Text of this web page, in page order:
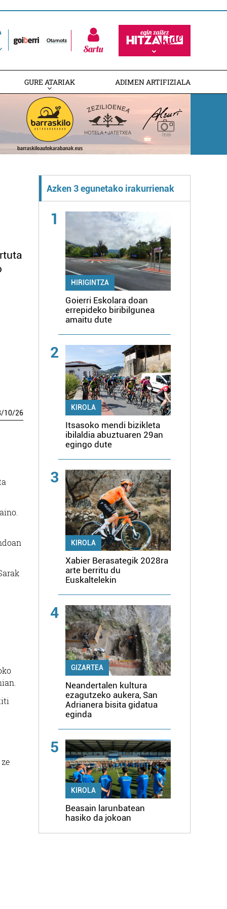
Sartu
GURE ATARIAK ADIMEN ARTIFIZIALA
/10/26
Azken 3 egunetako irakurrienak
1
HIRIGINTZA
Goierri Eskolara doan
errepideko biribilgunea
amaitu dute
2
KIROLA
Itsasoko mendi bizikleta
ibilaldia abuztuaren 29an
egingo dute
3
KIROLA
Xabier Berasategik 2028ra
arte berritu du
Euskaltelekin
4
GIZARTEA
Neandertalen kultura
ezagutzeko aukera, San
Adrianera bisita gidatua
eginda
5
KIROLA
Beasain larunbatean
hasiko da jokoan